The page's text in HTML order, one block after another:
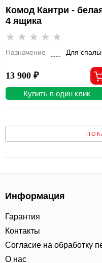
Комод Кантри -
4 ящика
Назначение Для
13 900 ₽
Купить в один клик
Информация
Гарантия
Контакты
Согласие на обработку
О нас